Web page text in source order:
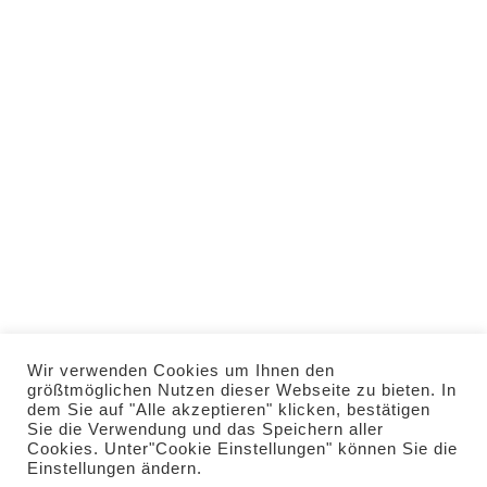
KONTAKT
Wir verwenden Cookies um Ihnen den
größtmöglichen Nutzen dieser Webseite zu bieten. In
dem Sie auf "Alle akzeptieren" klicken, bestätigen
Sie die Verwendung und das Speichern aller
Cookies. Unter"Cookie Einstellungen" können Sie die
Einstellungen ändern.